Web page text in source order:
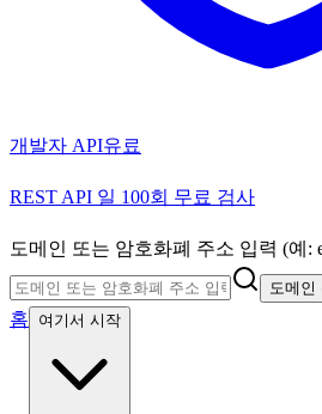
개발자 API유료
REST API 일 100회 무료 검사
도메인 또는 암호화폐 주소 입력 (예:
도메인
홈 여기서 시작